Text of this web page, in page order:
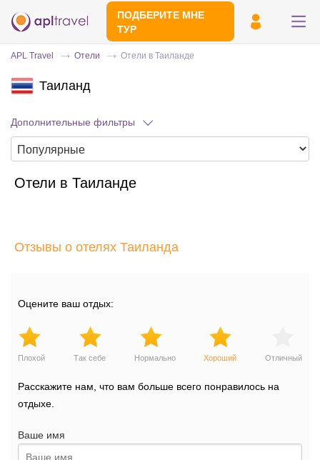
ПОДБЕРИТЕ МНЕ
ТУР
минут
APL Travel Отели Отели в Таиланде
Таиланд
Дополнительные фильтры
Отели в Таиланде
Отзывы о отелях Таиланда
Оцените ваш отдых:
Плохой Так себе Нормально Хороший Отличный
Расскажите нам, что вам больше всего понравилось на
отдыхе.
Ваше имя